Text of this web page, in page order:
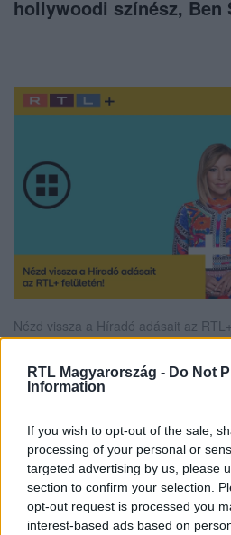
RTL Magyarország - Do Not
Information
If you wish to opt-out of the sale,
processing of your personal or
targeted advertising by us, please
section to confirm your selection.
opt-out request is processed you
interest-based ads based on
hollywoodi színész, Ben
Nézd vissza a Híradó adásait az